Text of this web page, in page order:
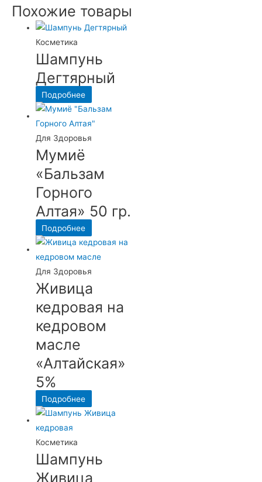
Похожие товары
Косметика
Шампунь
Дегтярный
Подробнее
Для Здоровья
Мумиё
«Бальзам
Горного
Алтая» 50 гр.
Подробнее
Для Здоровья
Живица
кедровая на
кедровом
масле
«Алтайская»
5%
Подробнее
Косметика
Шампунь
Живица